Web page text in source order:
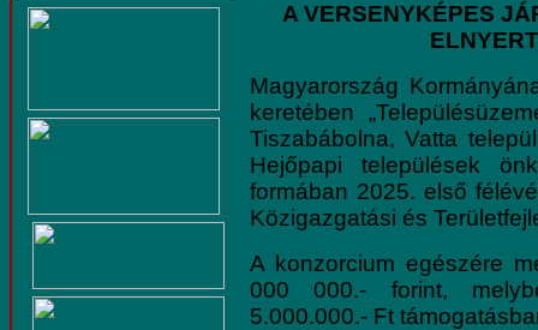
A VERSENYKÉPES
Magyarország
keretében
Tiszabábolna, Vatta
Hejőpapi települések
formában 2025. első
Közigazgatási és
A konzorcium egészére
000 000.- forint,
5.000.000.- Ft